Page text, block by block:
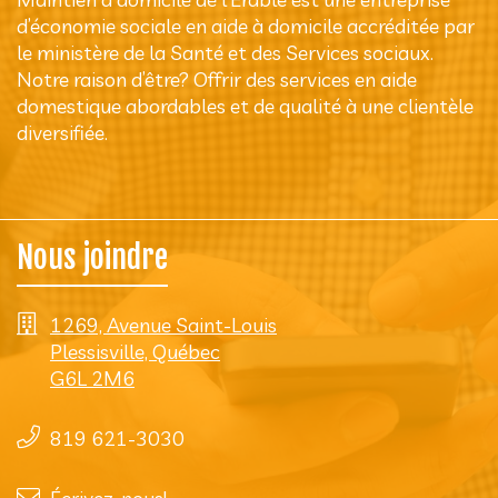
d’économie sociale en aide à domicile accréditée par
le ministère de la Santé et des Services sociaux.
Notre raison d’être? Offrir des services en aide
domestique abordables et de qualité à une clientèle
diversifiée.
Nous joindre
1269, Avenue Saint-Louis
Plessisville, Québec
G6L 2M6
819 621-3030